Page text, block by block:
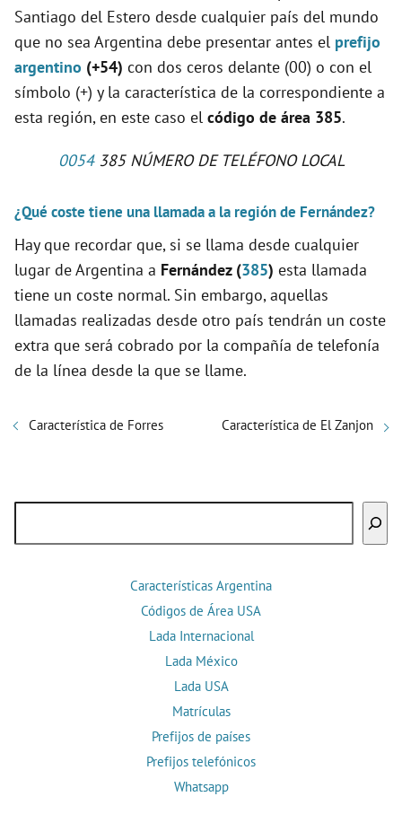
Santiago del Estero desde cualquier país del mundo
que no sea Argentina debe presentar antes el prefijo
argentino (+54) con dos ceros delante (00) o con el
símbolo (+) y la característica de la correspondiente a
esta región, en este caso el código de área 385.
0054385 NÚMERO DE TELÉFONO LOCAL
¿Qué coste tiene una llamada a la región de Fernández?
Hay que recordar que, si se llama desde cualquier
lugar de Argentina a Fernández (385) esta llamada
tiene un coste normal. Sin embargo, aquellas
llamadas realizadas desde otro país tendrán un coste
extra que será cobrado por la compañía de telefonía
de la línea desde la que se llame.
Característica de Forres Característica de El Zanjon
Características Argentina
Códigos de Área USA
Lada Internacional
Lada México
Lada USA
Matrículas
Prefijos de países
Prefijos telefónicos
Whatsapp